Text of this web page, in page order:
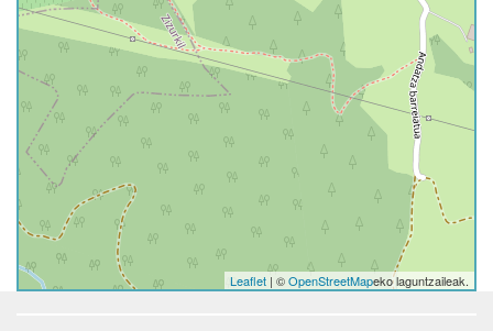
Leaflet | ©OpenStreetMapeko laguntzaileak.